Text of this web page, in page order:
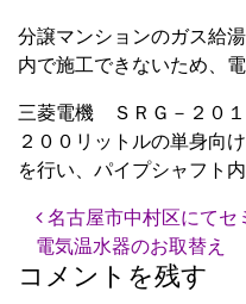
分譲マンションのガス給
内で施工できないため、
三菱電機 ＳＲＧ－２０１
２００リットルの単身向
を行い、パイプシャフト
投稿ナビゲーショ
名古屋市中村区にてセ
電気温水器のお取替え
コメントを残す